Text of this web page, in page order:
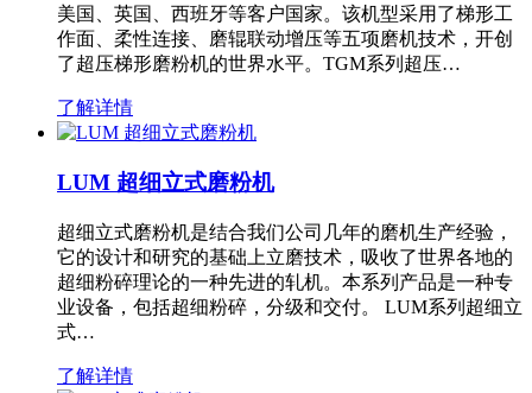
美国、英国、西班牙等客户国家。该机型采用了梯形工
作面、柔性连接、磨辊联动增压等五项磨机技术，开创
了超压梯形磨粉机的世界水平。TGM系列超压…
了解详情
LUM 超细立式磨粉机
超细立式磨粉机是结合我们公司几年的磨机生产经验，
它的设计和研究的基础上立磨技术，吸收了世界各地的
超细粉碎理论的一种先进的轧机。本系列产品是一种专
业设备，包括超细粉碎，分级和交付。 LUM系列超细立
式…
了解详情